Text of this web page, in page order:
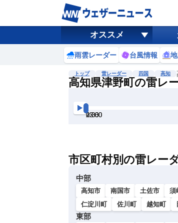
オススメ
雨雲レーダー 台風情報
トップ 雷レーダー 四国 高知
高知県津野町の雷レ
22:30
23:00
23:30
0:00
0:30
1:00
市区町村別の雷レー
中部
高知市 南国市 土佐市 須
仁淀川町
佐川町 越知町
東部